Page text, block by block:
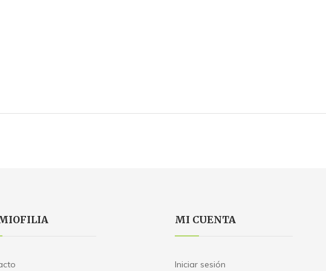
MI CUENTA
Iniciar sesión